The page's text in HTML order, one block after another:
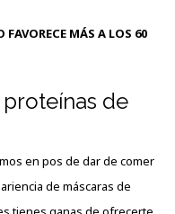
FAVORECE MÁS A LOS 60
proteínas de
en pos de dar de comer
de máscaras de